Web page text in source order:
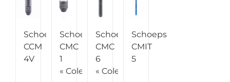
Schoeps
CCM
4V
Schoeps
CMC
1
« Colette »
Schoeps
CMC
6
« Colette »
Schoeps
CMIT
5